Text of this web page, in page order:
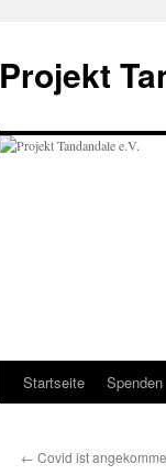
Projekt
Zum
springen
Startseite Spenden
← Covid ist